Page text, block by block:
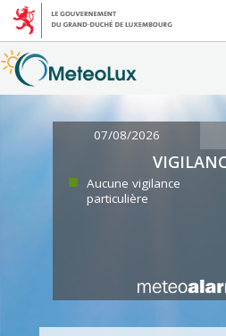
07/08/2026
Aucune vigilance
particulière